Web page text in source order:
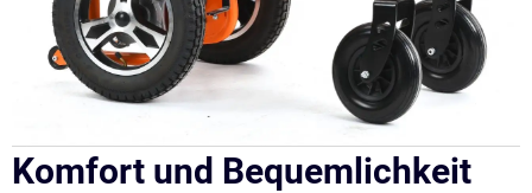
Komfort und Bequemlichkeit